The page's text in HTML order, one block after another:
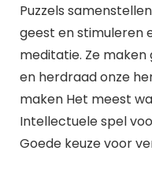
Puzzels
geest en stimuleren
meditatie. Ze
en herdraad onze
maken Het meest
Intellectuele spel
Goede keuze voor